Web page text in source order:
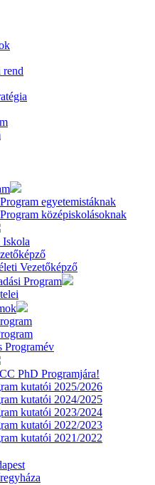
rend
egyetemistáknak
középiskolásoknak
Vezetőképző
Program
Programév
PhD Programjára!
kutatói 2025/2026
kutatói 2024/2025
kutatói 2023/2024
kutatói 2022/2023
kutatói 2021/2022